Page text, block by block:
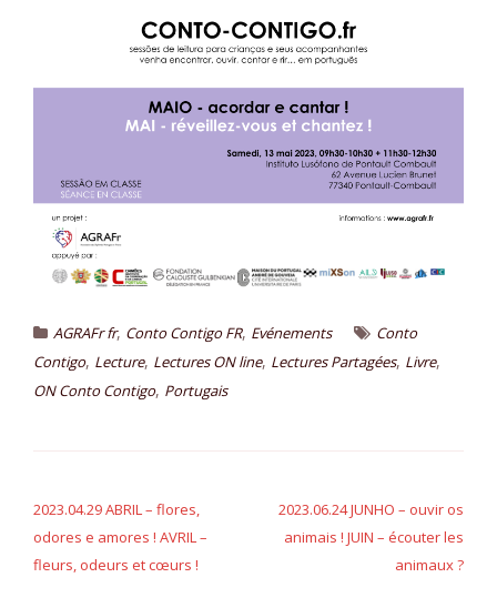
AGRAFr fr, Conto Contigo FR, Evénements
Conto
Contigo, Lecture, Lectures ON line, Lectures Partagées, Livre,
ON Conto Contigo, Portugais
a
v
2023.04.29 ABRIL – flores,
odores e amores ! AVRIL –
fleurs, odeurs et cœurs !
2023.06.24 JUNHO – ouvir os
animais ! JUIN – écouter les
animaux ?